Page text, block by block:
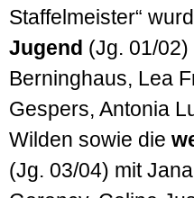
Staffelmeister“
Jugend (Jg. 01/02)
Berninghaus, Lea
Gespers, Antonia
Wilden sowie die
(Jg. 03/04) mit